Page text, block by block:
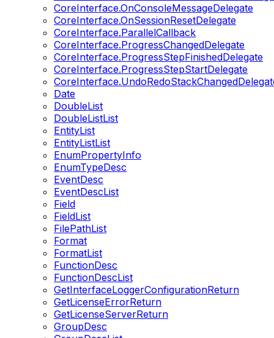
CoreInterface.OnConsoleMessageDelegate
CoreInterface.OnSessionResetDelegate
CoreInterface.ParallelCallback
CoreInterface.ProgressChangedDelegate
CoreInterface.ProgressStepFinishedDelegate
CoreInterface.ProgressStepStartDelegate
Date
DoubleList
DoubleListList
EntityList
EntityListList
EnumPropertyInfo
EnumTypeDesc
EventDesc
EventDescList
Field
FieldList
FilePathList
Format
FormatList
FunctionDesc
FunctionDescList
GetInterfaceLoggerConfigurationReturn
GetLicenseErrorReturn
GetLicenseServerReturn
GroupDesc